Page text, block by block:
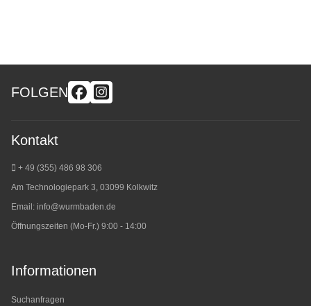
FOLGEN
Kontakt
+ 49 (355) 486 98 306
Am Technologiepark 3, 03099 Kolkwitz
Email: info@wurmbaden.de
Öffnungszeiten (Mo-Fr.) 9:00 - 14:00
Informationen
Suchanfragen